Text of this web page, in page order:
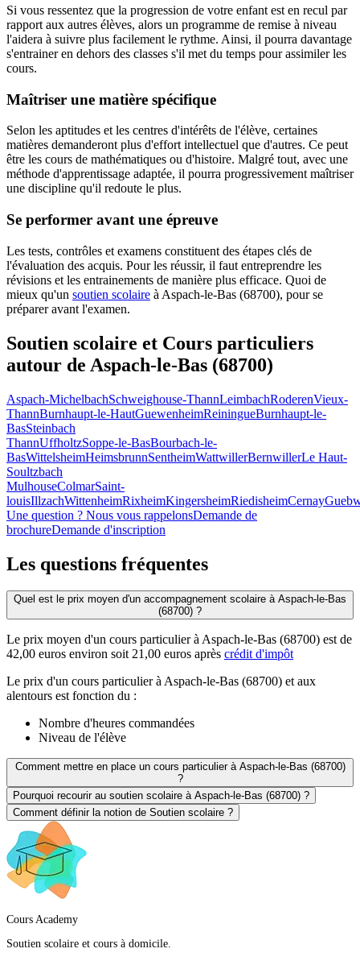
Si vous ressentez que la progression de votre enfant est en recul par
rapport aux autres élèves, alors un programme de remise à niveau
l'aidera à suivre plus facilement le rythme. Ainsi, il pourra davantage
s'entrainer en dehors des classes s'il met du temps pour assimiler les
cours.
Maîtriser une matière spécifique
Selon les aptitudes et les centres d'intérêts de l'élève, certaines
matières demanderont plus d'effort intellectuel que d'autres. Ce peut
être les cours de mathématiques ou d'histoire. Malgré tout, avec une
méthode d'apprentissage adaptée, il pourra progressivement maîtriser
une discipline qu'il redoute le plus.
Se performer avant une épreuve
Les tests, contrôles et examens constituent des étapes clés de
l'évaluation des acquis. Pour les réussir, il faut entreprendre les
révisions et les entrainements de manière plus efficace. Quoi de
mieux qu'un soutien scolaire à Aspach-le-Bas (68700), pour se
préparer avant l'examen.
Soutien scolaire et Cours particuliers
autour de Aspach-le-Bas (68700)
Aspach-MichelbachSchweighouse-ThannLeimbachRoderenVieux-
ThannBurnhaupt-le-HautGuewenheimReiningueBurnhaupt-le-
BasSteinbach
ThannUffholtzSoppe-le-BasBourbach-le-
BasWittelsheimHeimsbrunnSentheimWattwillerBernwillerLe Haut-
Soultzbach
MulhouseColmarSaint-
louisIllzachWittenheimRixheimKingersheimRiedisheimCernay
Une question ? Nous vous rappelonsDemande de
brochureDemande d'inscription
Les questions fréquentes
Quel est le prix moyen d'un accompagnement scolaire à Aspach-le-Bas
(68700) ?
Le prix moyen d'un cours particulier à Aspach-le-Bas (68700) est de
42,00 euros environ soit 21,00 euros après crédit d'impôt
Le prix d'un cours particulier à Aspach-le-Bas (68700) et aux
alentours est fonction du :
Nombre d'heures commandées
Niveau de l'élève
Comment mettre en place un cours particulier à Aspach-le-Bas (68700)
?
Pourquoi recourir au soutien scolaire à Aspach-le-Bas (68700) ?
Comment définir la notion de Soutien scolaire ?
Cours Academy
Soutien scolaire et cours à domicile.